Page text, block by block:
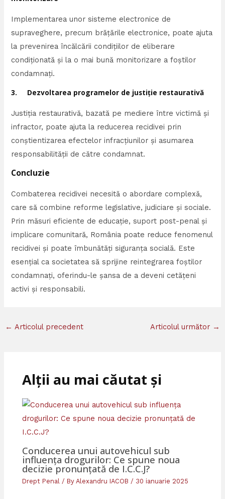
Implementarea unor sisteme electronice de
supraveghere, precum brățările electronice, poate ajuta
la prevenirea încălcării condițiilor de eliberare
condiționată și la o mai bună monitorizare a foștilor
condamnați.
3. Dezvoltarea programelor de justiție restaurativă
Justiția restaurativă, bazată pe mediere între victimă și
infractor, poate ajuta la reducerea recidivei prin
conștientizarea efectelor infracțiunilor și asumarea
responsabilității de către condamnat.
Concluzie
Combaterea recidivei necesită o abordare complexă,
care să combine reforme legislative, judiciare și sociale.
Prin măsuri eficiente de educație, suport post-penal și
implicare comunitară, România poate reduce fenomenul
recidivei și poate îmbunătăți siguranța socială. Este
esențial ca societatea să sprijine reintegrarea foștilor
condamnați, oferindu-le șansa de a deveni cetățeni
activi și responsabili.
← Articolul precedent Articolul următor →
Alții au mai căutat și
Conducerea unui autovehicul sub
influența drogurilor: Ce spune noua
decizie pronunțată de I.C.C.J?
Drept Penal / ByAlexandru IACOB / 30 ianuarie 2025